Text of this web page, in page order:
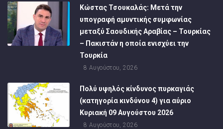
Κώστας Τσουκαλάς: Μετά την
υπογραφή αμυντικής συμφωνίας
μεταξύ Σαουδικής Αραβίας – Τουρκίας
– Πακιστάν η οποία ενισχύει την
Τουρκία
8 Αυγούστου, 2026
Πολύ υψηλός κίνδυνος πυρκαγιάς
(κατηγορία κινδύνου 4) για αύριο
Κυριακή 09 Αυγούστου 2026
8 Αυγούστου, 2026